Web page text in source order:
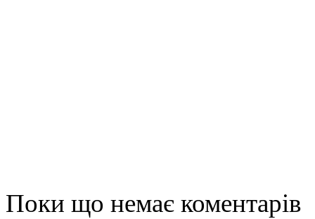
Поки що немає коментарів